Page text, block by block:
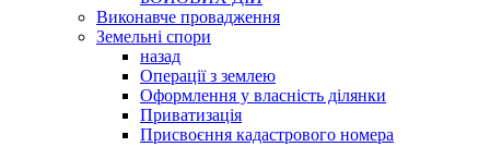
Виконавче провадження
Земельні спори
назад
Операції з землею
Оформлення у власність ділянки
Приватизація
Присвоєння кадастрового номера